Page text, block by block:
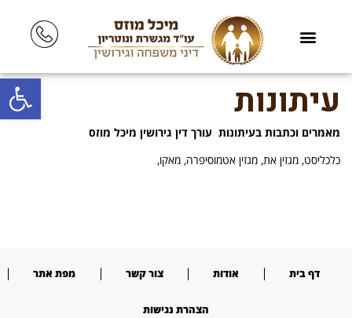
פתח עיתונות
מאמרים וכתבות בעיתונות עורך דין גירושין מיכל מוזס
כלכליסט, מגזין את, מגזין אטמוסיפרה, מאקו,
דף בית אודות צור קשר מפת אתר
הצהרת נגישות